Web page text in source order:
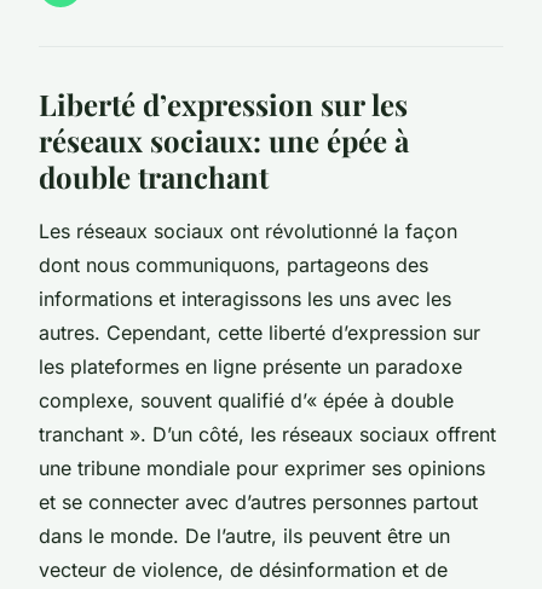
Liberté d’expression sur les
réseaux sociaux: une épée à
double tranchant
Les réseaux sociaux ont révolutionné la façon
dont nous communiquons, partageons des
informations et interagissons les uns avec les
autres. Cependant, cette liberté d’expression sur
les plateformes en ligne présente un paradoxe
complexe, souvent qualifié d’« épée à double
tranchant ». D’un côté, les réseaux sociaux offrent
une tribune mondiale pour exprimer ses opinions
et se connecter avec d’autres personnes partout
dans le monde. De l’autre, ils peuvent être un
vecteur de violence, de désinformation et de